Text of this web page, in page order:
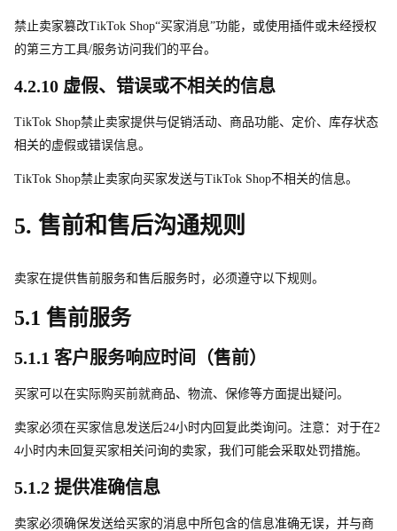
禁止卖家篡改TikTok Shop“买家消息”功能，或使用插件或未经授权
的第三方工具/服务访问我们的平台。
4.2.10 虚假、错误或不相关的信息
TikTok Shop禁止卖家提供与促销活动、商品功能、定价、库存状态
相关的虚假或错误信息。
TikTok Shop禁止卖家向买家发送与TikTok Shop不相关的信息。
5. 售前和售后沟通规则
卖家在提供售前服务和售后服务时，必须遵守以下规则。
5.1 售前服务
5.1.1 客户服务响应时间（售前）
买家可以在实际购买前就商品、物流、保修等方面提出疑问。
卖家必须在买家信息发送后24小时内回复此类询问。注意：对于在2
4小时内未回复买家相关问询的卖家，我们可能会采取处罚措施。
5.1.2 提供准确信息
卖家必须确保发送给买家的消息中所包含的信息准确无误，并与商